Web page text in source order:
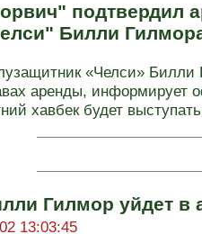
подтвердил
Билли
«Челси»
аренды, информирует
хавбек будет
Гилмор уйдет
13:03:45